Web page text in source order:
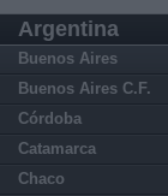
Argentina
Buenos Aires
Buenos Aires C.F.
Córdoba
Catamarca
Chaco